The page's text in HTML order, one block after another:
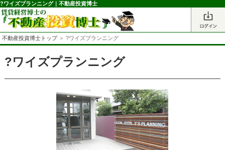
?ワイズプランニング｜不動産投資博士
不動産投資博士トップ＞ ?ワイズプランニング
?ワイズプランニング